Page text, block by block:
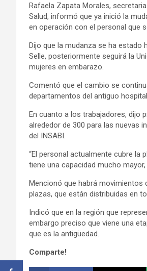
Rafaela Zapata Morales,
Salud, informó que ya inició la
en operación con el personal que
Dijo que la mudanza se ha estado
Selle, posteriormente seguirá la
mujeres en embarazo.
Comentó que el cambio se
departamentos del antiguo
En cuanto a los trabajadores, dijo
alrededor de 300 para las nuevas
del INSABI.
“El personal actualmente cubre la
tiene una capacidad mucho
Mencionó que habrá movimientos
plazas, que están distribuidas en
Indicó que en la región que
embargo preciso que viene una
que es la antigüedad.
Comparte!